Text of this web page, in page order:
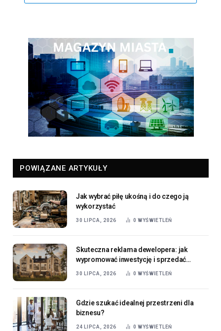
POWIĄZANE ARTYKUŁY
Jak wybrać piłę ukośną i do czego ją
wykorzystać
30 LIPCA, 2026 0 WYŚWIETLEŃ
Skuteczna reklama dewelopera: jak
wypromować inwestycję i sprzedać
30 LIPCA, 2026 0 WYŚWIETLEŃ
Gdzie szukać idealnej przestrzeni dla
biznesu?
24 LIPCA, 2026 0 WYŚWIETLEŃ